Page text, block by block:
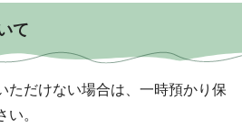
て
ただけない場合は、一時預かり保
。